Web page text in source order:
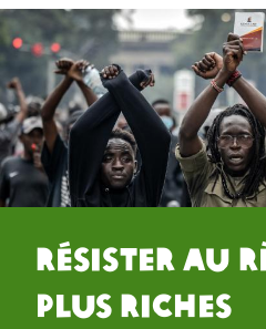
Résister au
Plus Riches